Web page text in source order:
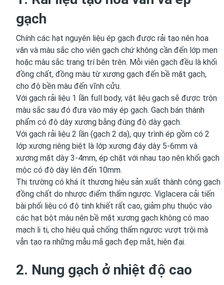
gạch
Chính các hạt nguyên liệu ép gạch được rải tạo nên hoa
văn và màu sắc cho viên gạch chứ không cần đến lớp men
hoặc màu sắc trang trí bên trên. Mỗi viên gạch đều là khối
đồng chất, đồng màu từ xương gạch đến bề mặt gạch,
cho độ bền màu đến vĩnh cửu.
Với gạch rải liệu 1 lần full body, vật liệu gạch sẽ được trộn
màu sắc sau đó đưa vào máy ép gạch. Gạch bán thành
phẩm có độ dày xương bằng đúng độ dày gạch.
Với gạch rải liệu 2 lần (gạch 2 da), quy trình ép gồm có 2
lớp xương riêng biệt là lớp xương đáy dày 5-6mm và
xương mặt dày 3-4mm, ép chặt với nhau tạo nên khối gạch
mộc có độ dày lên đến 10mm.
Thị trường có khá ít thương hiệu sản xuất thành công gạch
đồng chất do nhược điểm thấm ngược. Viglacera cải tiến
bài phối liệu có độ tinh khiết rất cao, giảm phụ thuộc vào
các hạt bột màu nên bề mặt xương gạch không có mao
mạch li ti, cho hiệu quả chống thấm ngược vượt trội mà
vẫn tạo ra những mẫu mã gạch đẹp mắt, hiện đại.
2. Nung gạch ở nhiệt độ cao